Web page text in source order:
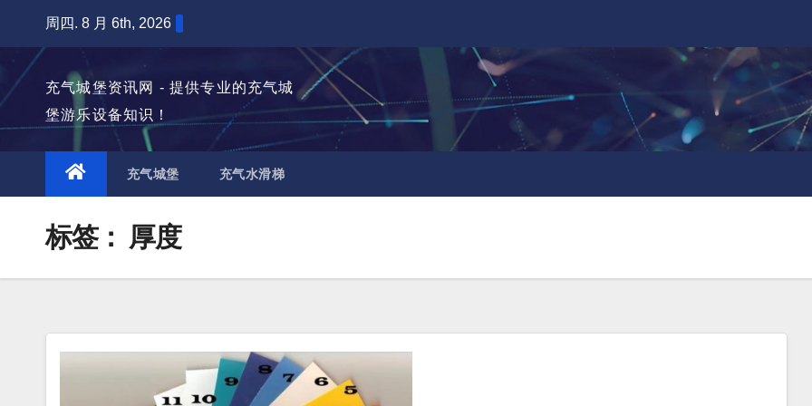
容
周四. 8 月 6th, 2026
充气城堡资讯网 - 提供专业的充气城
堡游乐设备知识！
充气城堡 充气水滑梯
标签： 厚度